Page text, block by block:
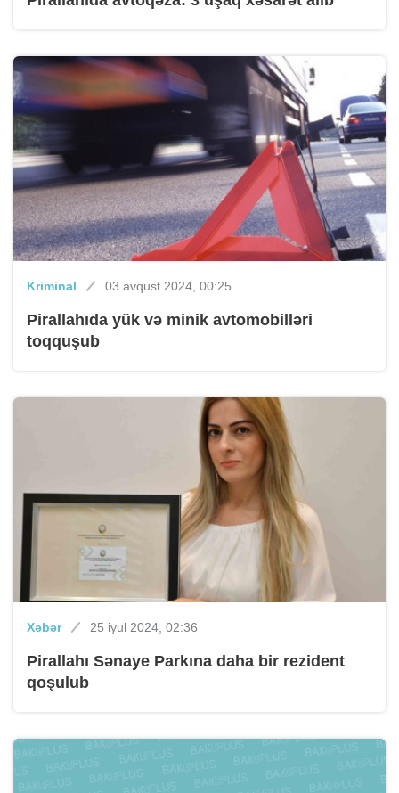
Kriminal 03 avqust 2024, 00:25
Pirallahıda yük və minik avtomobilləri
toqquşub
Xəbər 25 iyul 2024, 02:36
Pirallahı Sənaye Parkına daha bir rezident
qoşulub